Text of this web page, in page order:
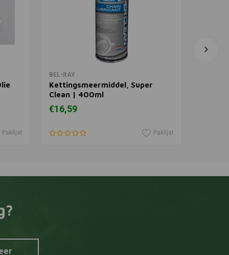
Paklijst
BEL-RAY
Kettingsmeermiddel, Super
Clean | 400ml
€16,59
Paklijst